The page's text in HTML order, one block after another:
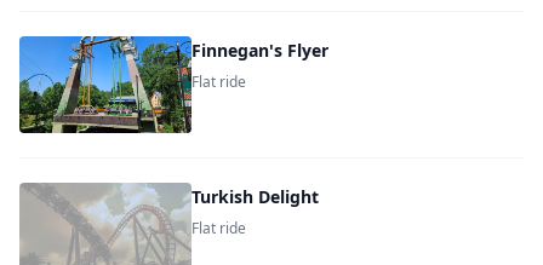
Finnegan's Flyer
Flat ride
Turkish Delight
Flat ride